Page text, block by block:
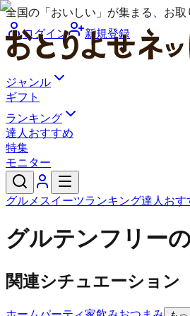
全国の「おいしい」が集まる、お取
ログイン
新規登録
ジャンル
ギフト
ランキング
達人おすすめ
特集
モニター
グルメ スイーツランキング達人おす
グルテンフリー
関連シチュエーション